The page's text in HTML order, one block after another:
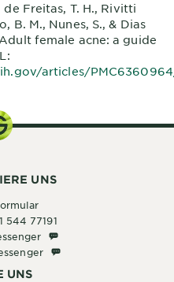
Freitas, T. H., Rivitti
B. M., Nunes, S., & Dias
female acne: a guide
articles/
UNS
544 77191
Facebook Messenger
WhatsApp Messenger
UNS